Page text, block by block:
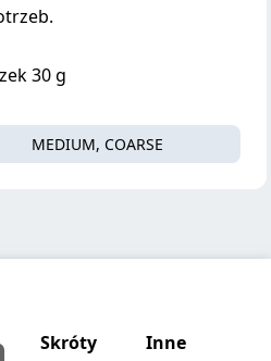
30 g
MEDIUM, COARSE
Skróty Inne